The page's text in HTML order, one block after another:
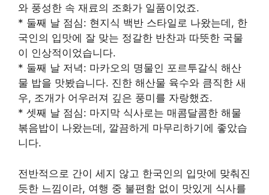
와 풍성한 속 재료의 조화가 일품이었죠.
* 둘째 날 점심: 현지식 백반 스타일로 나왔는데, 한
국인의 입맛에 잘 맞는 정갈한 반찬과 따뜻한 국물
이 인상적이었습니다.
* 둘째 날 저녁: 마카오의 명물인 포르투갈식 해산
물 밥을 맛봤습니다. 진한 해산물 육수와 큼직한 새
우, 조개가 어우러져 깊은 풍미를 자랑했죠.
* 셋째 날 점심: 마지막 식사로는 매콤달콤한 해물
볶음밥이 나왔는데, 깔끔하게 마무리하기에 좋았습
니다.
전반적으로 간이 세지 않고 한국인의 입맛에 맞춰진
듯한 느낌이라, 여행 중 불편함 없이 맛있게 식사를